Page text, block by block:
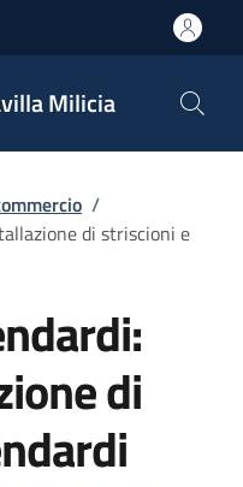
Milicia
/
di striscioni e
di